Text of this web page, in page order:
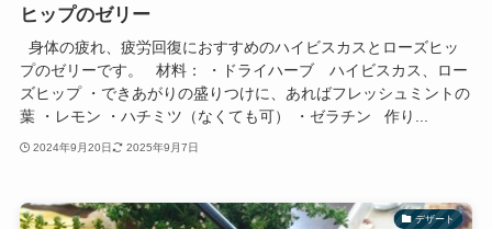
ヒップのゼリー
身体の疲れ、疲労回復におすすめのハイビスカスとローズヒッ
プのゼリーです。 材料： ・ドライハーブ ハイビスカス、ロー
ズヒップ ・できあがりの盛りつけに、あればフレッシュミントの
葉 ・レモン ・ハチミツ（なくても可） ・ゼラチン 作り...
2024年9月20日 2025年9月7日
デザート